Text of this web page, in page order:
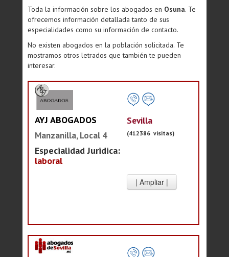
Toda la información sobre los abogados en Osuna. Te
ofrecemos información detallada tanto de sus
especialidades como su información de contacto.
No existen abogados en la población solicitada. Te
mostramos otros letrados que también te pueden
interesar.
AYJ ABOGADOS
Manzanilla, Local 4
Especialidad Juridica:
laboral
Sevilla
(412386 visitas)